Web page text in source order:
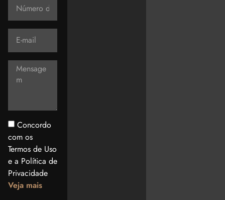
Concordo
com os
Termos de Uso
e a Política de
Privacidade
Veja mais